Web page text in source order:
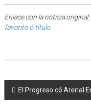
Enlace con la noticia original:
favorito ó título
Post
El Progreso có Arenal